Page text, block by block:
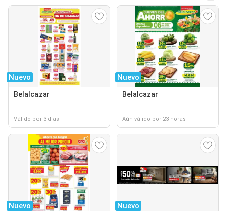
Nuevo
Belalcazar
Válido por 3 días
Nuevo
Belalcazar
Aún válido por 23 horas
Nuevo Nuevo